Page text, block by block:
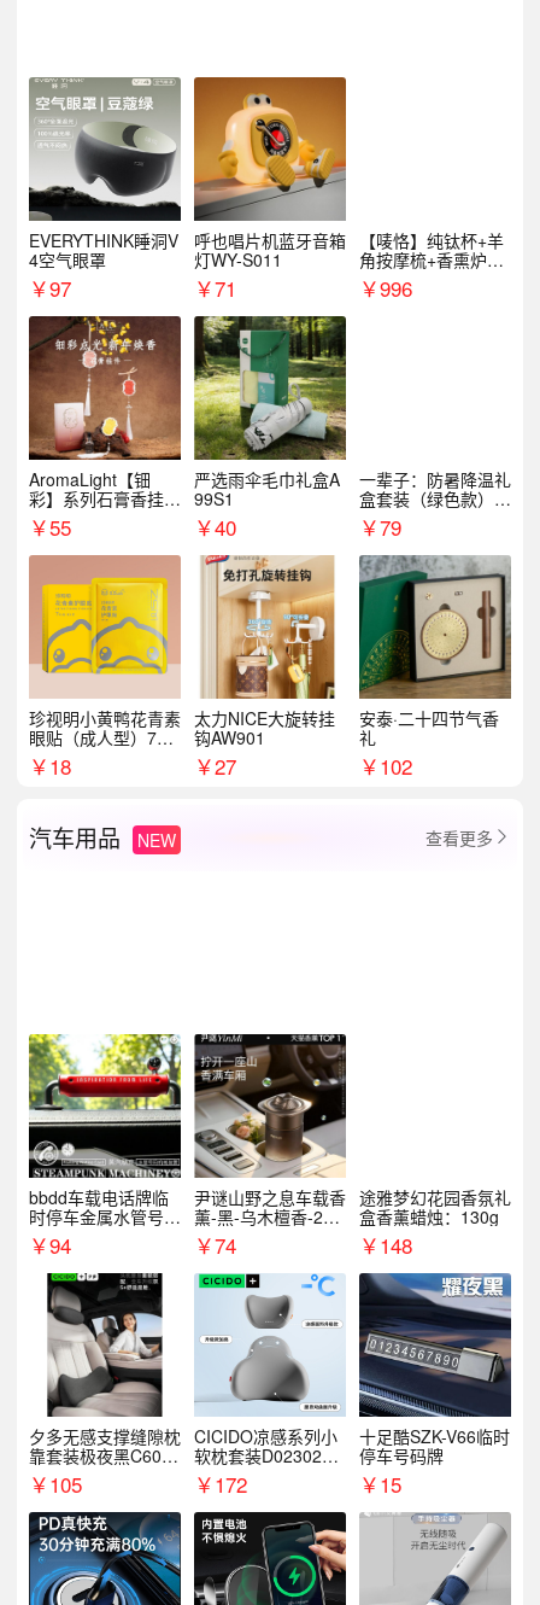
EVERYTHINK睡洞V
4空气眼罩
￥97
呼也唱片机蓝牙音箱
灯WY-S011
￥71
【唛恪】纯钛杯+羊
角按摩梳+香熏炉
+气垫梳
￥996
AromaLight【钿
彩】系列石膏香挂
（代发香味随机）
￥55
严选雨伞毛巾礼盒A
99S1
￥40
一辈子：防暑降温礼
盒套装（绿色款）支
持自由搭配
￥79
珍视明小黄鸭花青素
眼贴（成人型）7对/
盒
￥18
太力NICE大旋转挂
钩AW901
￥27
安泰·二十四节气香
礼
￥102
汽车用品 NEW 查看更多 
bbdd车载电话牌临
时停车金属水管号码
牌可隐藏创意趣味
￥94
尹谜山野之息车载香
薰-黑-乌木檀香-200
g￥74
途雅梦幻花园香氛礼
盒香薰蜡烛：130g
￥148
夕多无感支撑缝隙枕
靠套装极夜黑C6003
+C6004
￥105
CICIDO凉感系列小
软枕套装D023021+
D033031
￥172
十足酷SZK-V66临时
停车号码牌
￥15